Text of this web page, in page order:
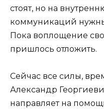
стоят, но на
коммуникаций
Пока воплощение
пришлось отложить.
Сейчас все силы,
Александр
направляет на